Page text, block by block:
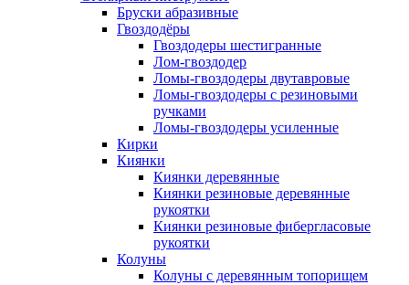
Бруски абразивные
Гвоздодёры
Гвоздодеры шестигранные
Лом-гвоздодер
Ломы-гвоздодеры двутавровые
Ломы-гвоздодеры с резиновыми
ручками
Ломы-гвоздодеры усиленные
Кирки
Киянки
Киянки деревянные
Киянки резиновые деревянные
рукоятки
Киянки резиновые фибергласовые
рукоятки
Колуны
Колуны с деревянным топорищем